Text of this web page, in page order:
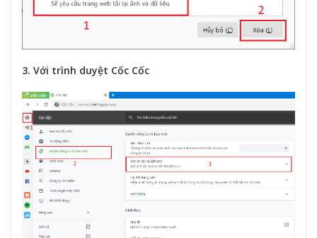
3. Với trình duyệt Cốc Cốc